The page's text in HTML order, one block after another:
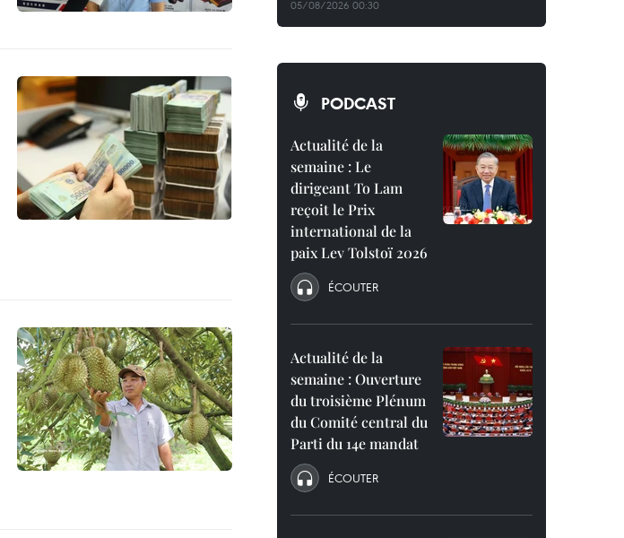
05/08/2026 00:30
PODCAST
Actualité de la
semaine : Le
dirigeant To Lam
reçoit le Prix
international de la
paix Lev Tolstoï 2026
ÉCOUTER
Actualité de la
semaine : Ouverture
du troisième Plénum
du Comité central du
Parti du 14e mandat
ÉCOUTER